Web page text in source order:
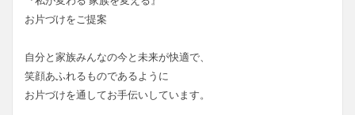
お片づけをご提案
自分と家族みんなの今と未来が快適で、
笑顔あふれるものであるように
お片づけを通してお手伝いしています。